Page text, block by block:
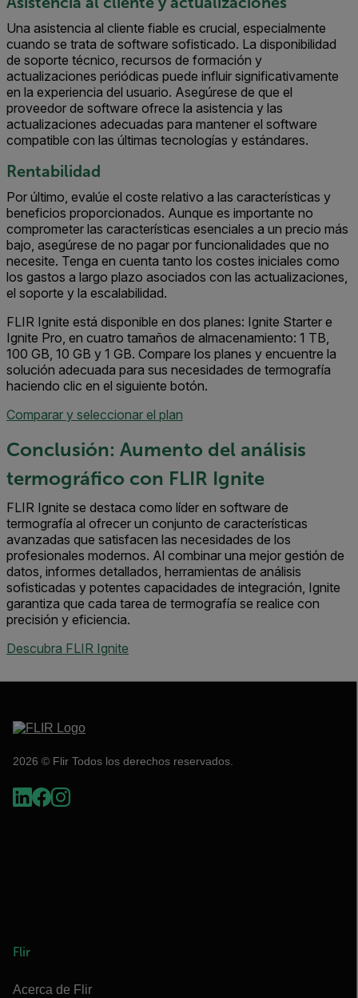
Una asistencia al cliente fiable es crucial, especialmente
cuando se trata de software sofisticado. La disponibilidad
de soporte técnico, recursos de formación y
actualizaciones periódicas puede influir significativamente
en la experiencia del usuario. Asegúrese de que el
proveedor de software ofrece la asistencia y las
actualizaciones adecuadas para mantener el software
compatible con las últimas tecnologías y estándares.
Rentabilidad
Por último, evalúe el coste relativo a las características y
beneficios proporcionados. Aunque es importante no
comprometer las características esenciales a un precio más
bajo, asegúrese de no pagar por funcionalidades que no
necesite. Tenga en cuenta tanto los costes iniciales como
los gastos a largo plazo asociados con las actualizaciones,
el soporte y la escalabilidad.
FLIR Ignite está disponible en dos planes: Ignite Starter e
Ignite Pro, en cuatro tamaños de almacenamiento: 1 TB,
100 GB, 10 GB y 1 GB. Compare los planes y encuentre la
solución adecuada para sus necesidades de termografía
haciendo clic en el siguiente botón.
Comparar y seleccionar el plan
Conclusión: Aumento del análisis
termográfico con FLIR Ignite
FLIR Ignite se destaca como líder en software de
termografía al ofrecer un conjunto de características
avanzadas que satisfacen las necesidades de los
profesionales modernos. Al combinar una mejor gestión de
datos, informes detallados, herramientas de análisis
sofisticadas y potentes capacidades de integración, Ignite
garantiza que cada tarea de termografía se realice con
precisión y eficiencia.
Descubra FLIR Ignite
2026 © Flir Todos los derechos reservados.
Flir
Acerca de Flir